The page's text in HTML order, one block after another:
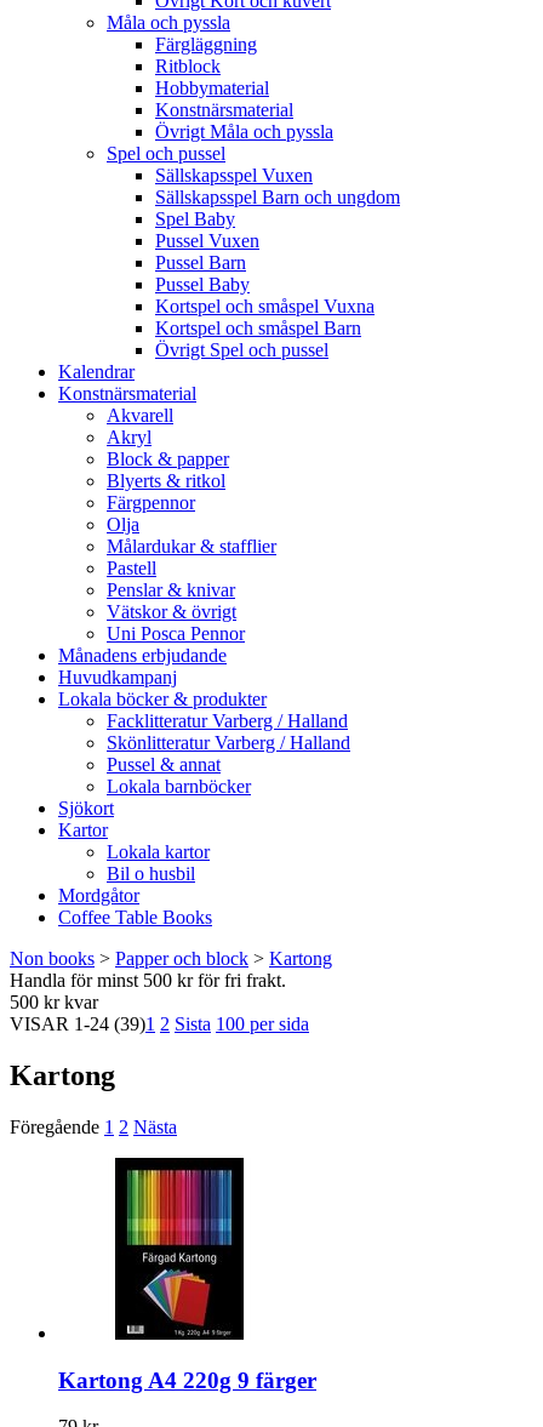
Måla och pyssla
Färgläggning
Ritblock
Hobbymaterial
Konstnärsmaterial
Övrigt Måla och pyssla
Spel och pussel
Sällskapsspel Vuxen
Sällskapsspel Barn och ungdom
Spel Baby
Pussel Vuxen
Pussel Barn
Pussel Baby
Kortspel och småspel Vuxna
Kortspel och småspel Barn
Övrigt Spel och pussel
Kalendrar
Konstnärsmaterial
Akvarell
Akryl
Block & papper
Blyerts & ritkol
Färgpennor
Olja
Målardukar & stafflier
Pastell
Penslar & knivar
Vätskor & övrigt
Uni Posca Pennor
Månadens erbjudande
Huvudkampanj
Lokala böcker & produkter
Facklitteratur Varberg / Halland
Skönlitteratur Varberg / Halland
Pussel & annat
Lokala barnböcker
Sjökort
Kartor
Lokala kartor
Bil o husbil
Mordgåtor
Coffee Table Books
Non books > Papper och block > Kartong
Handla för minst 500 kr för fri frakt.
500 kr kvar
VISAR 1-24 (39)1 2 Sista 100 per sida
Kartong
Föregående 1 2 Nästa
Kartong A4 220g 9 färger